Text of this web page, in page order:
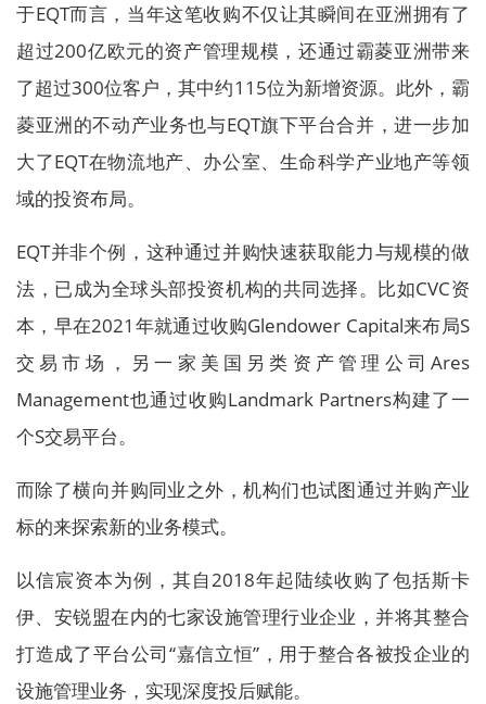
于EQT而言，当年这笔收购不仅让其瞬间在亚洲拥有了
超过200亿欧元的资产管理规模，还通过霸菱亚洲带来
了超过300位客户，其中约115位为新增资源。此外，霸
菱亚洲的不动产业务也与EQT旗下平台合并，进一步加
大了EQT在物流地产、办公室、生命科学产业地产等领
域的投资布局。
EQT并非个例，这种通过并购快速获取能力与规模的做
法，已成为全球头部投资机构的共同选择。比如CVC资
本，早在2021年就通过收购Glendower Capital来布局S
交易市场，另一家美国另类资产管理公司Ares
Management也通过收购Landmark Partners构建了一
个S交易平台。
而除了横向并购同业之外，机构们也试图通过并购产业
标的来探索新的业务模式。
以信宸资本为例，其自2018年起陆续收购了包括斯卡
伊、安锐盟在内的七家设施管理行业企业，并将其整合
打造成了平台公司“嘉信立恒”，用于整合各被投企业的
设施管理业务，实现深度投后赋能。